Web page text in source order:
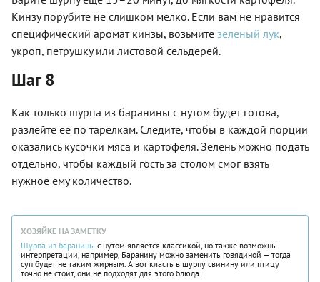
Кинзу порубите не слишком мелко. Если вам не нравится
специфический аромат кинзы, возьмите зеленый лук,
укроп, петрушку или листовой сельдерей.
Шаг 8
Как только шурпа из баранины с нутом будет готова,
разлейте ее по тарелкам. Следите, чтобы в каждой порции
оказались кусочки мяса и картофеля. Зелень можно подать
отдельно, чтобы каждый гость за столом смог взять
нужное ему количество.
ХОЗЯЙКЕ НА ЗАМЕТКУ
Шурпа из баранины с нутом является классикой, но также возможны
интерпретации, например, Баранину можно заменить говядиной — тогда
суп будет не таким жирным. А вот класть в шурпу свинину или птицу
точно не стоит, они не подходят для этого блюда.